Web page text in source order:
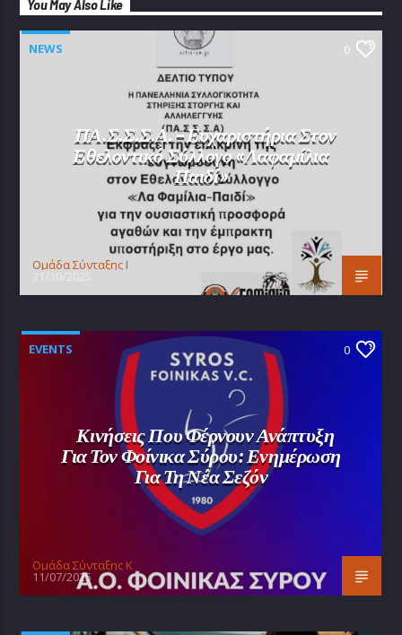
You May Also Like
NEWS 0
ΠΑ.Σ.Σ.Σ.Α. – Ευχαριστήρια Στον
Εθελοντικό Σύλλογο «Λαφαμίλια
Παιδί»
Oμάδα Σύνταξης Ι
EVENTS 0
Κινήσεις Που Φέρνουν Ανάπτυξη
Για Τον Φοίνικα Σύρου: Ενημέρωση
Για Τη Νέα Σεζόν
Oμάδα Σύνταξης Κ
11/07/2025